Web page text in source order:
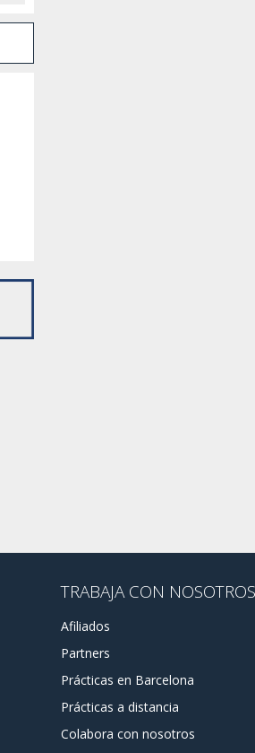
TRABAJA CON NOSOTROS
Afiliados
Partners
Prácticas en Barcelona
Prácticas a distancia
Colabora con nosotros